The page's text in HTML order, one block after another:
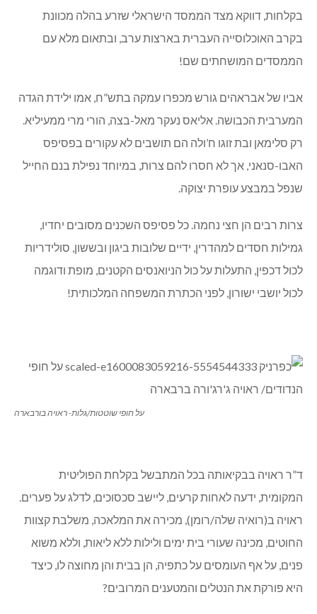
בקלחות, דווקא מצד הממסד הישראלי שזרע בהלה מכוונת
בקרב האוכלוסייה העברית בארצות ערב, ובתאום מלא עם
הממסדים המושחתים שם!
אביו של אבראהים גורש מכפרו עמקה בתש”ח, אמו ילידת הגדה
המערבית הכבושה. אליאס נעקר מאל-בצה, הורי מרי ממעיליא.
רק סלימאן ובת זוגו ח’ולה הם תושבים לא עקורים בפסיפס
האבו-סנאני, אך לא חסרו להם צרות, במיוחד נפילת בנם החייל
שנפל במבצע עופרת יצוקה.
צרות רבים הן חצי נחמה. כל פסיפס השכנים מסובים יחדיו,
גמילות חסדים למהדרין, ידיים שלובות ביגון ובששון, סולידריות
לכול דכפין, התעלות על כול הניואנסים הקטנים, מופת ודוגמה
לכול יושבי ישורון, לפני הכתרת המשפחה המלכותית!
על חופי שוטטות/גלות- ראויה בורבארה
ד”ר ראויה בבקיאותה בכל המתבשל בקלחת הפוליטית
המקומית, ידעה לאחות קרעים, ליישב סכסוכים, לדלג על פערים.
ראויה ב(רואיה שלה/רומן), מכירה את המלאכה, משלבת קצוות
החוטים, מכינה שעורי בית ימים ולילות ללא ליאות, וללא משוא
פנים, על אף העומסים על כתפיה, הן בבית והן מחוצה לו, כיצד
היא פורקת את הנטלים והמטענים המרובים?